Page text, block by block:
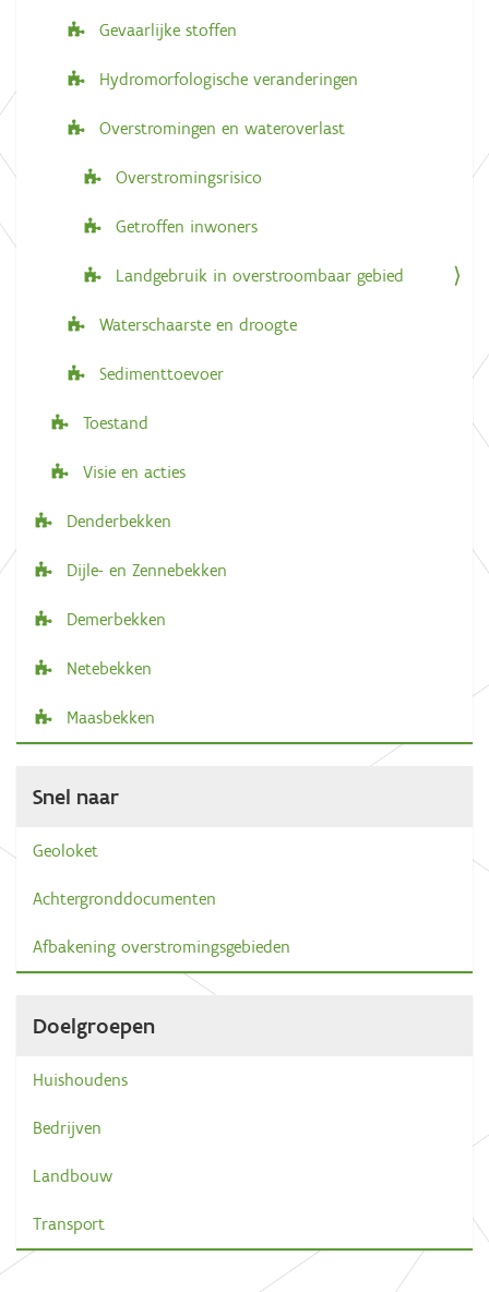
Gevaarlijke stoffen
Hydromorfologische veranderingen
Overstromingen en wateroverlast
Overstromingsrisico
Getroffen inwoners
Landgebruik in overstroombaar gebied
Waterschaarste en droogte
Sedimenttoevoer
Toestand
Visie en acties
Denderbekken
Dijle- en Zennebekken
Demerbekken
Netebekken
Maasbekken
Snel naar
Geoloket
Achtergronddocumenten
Afbakening overstromingsgebieden
Doelgroepen
Huishoudens
Bedrijven
Landbouw
Transport